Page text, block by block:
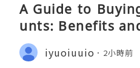
A Guide to
unts: Benefits
iyuoiuuio 2小時前